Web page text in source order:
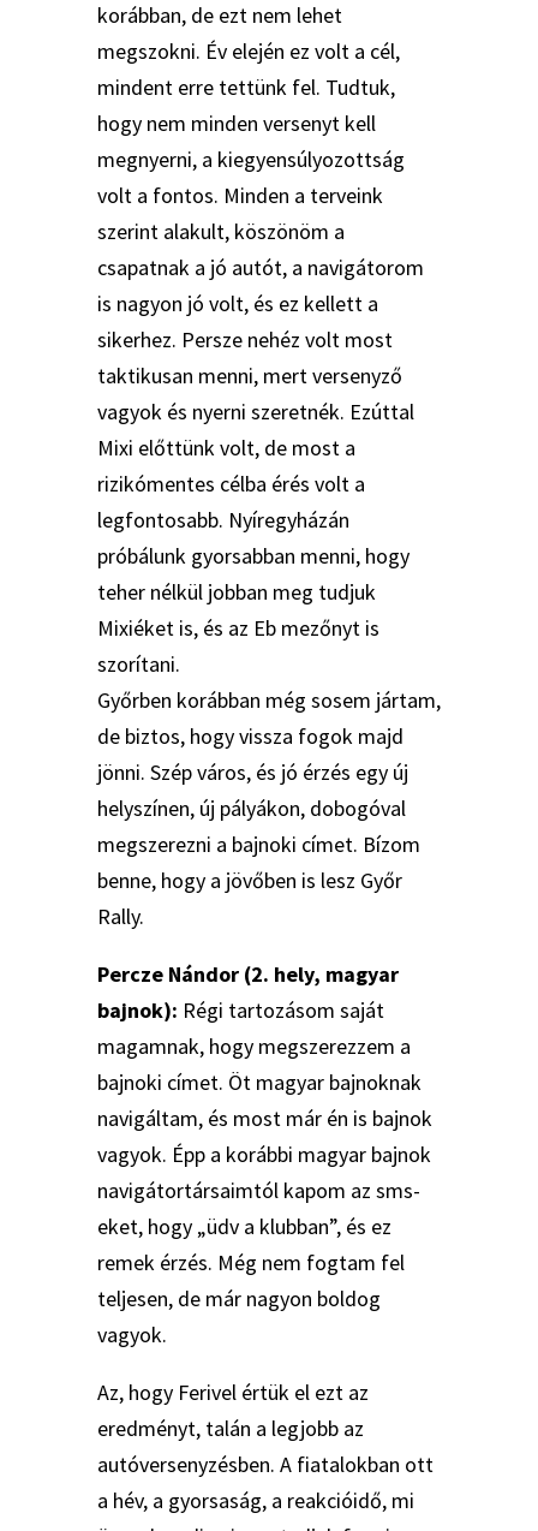
korábban, de ezt nem lehet
megszokni. Év elején ez volt a cél,
mindent erre tettünk fel. Tudtuk,
hogy nem minden versenyt kell
megnyerni, a kiegyensúlyozottság
volt a fontos. Minden a terveink
szerint alakult, köszönöm a
csapatnak a jó autót, a navigátorom
is nagyon jó volt, és ez kellett a
sikerhez. Persze nehéz volt most
taktikusan menni, mert versenyző
vagyok és nyerni szeretnék. Ezúttal
Mixi előttünk volt, de most a
rizikómentes célba érés volt a
legfontosabb. Nyíregyházán
próbálunk gyorsabban menni, hogy
teher nélkül jobban meg tudjuk
Mixiéket is, és az Eb mezőnyt is
szorítani.
Győrben korábban még sosem jártam,
de biztos, hogy vissza fogok majd
jönni. Szép város, és jó érzés egy új
helyszínen, új pályákon, dobogóval
megszerezni a bajnoki címet. Bízom
benne, hogy a jövőben is lesz Győr
Rally.
Percze Nándor (2. hely, magyar
bajnok): Régi tartozásom saját
magamnak, hogy megszerezzem a
bajnoki címet. Öt magyar bajnoknak
navigáltam, és most már én is bajnok
vagyok. Épp a korábbi magyar bajnok
navigátortársaimtól kapom az sms-
eket, hogy „üdv a klubban”, és ez
remek érzés. Még nem fogtam fel
teljesen, de már nagyon boldog
vagyok.
Az, hogy Ferivel értük el ezt az
eredményt, talán a legjobb az
autóversenyzésben. A fiatalokban ott
a hév, a gyorsaság, a reakcióidő, mi